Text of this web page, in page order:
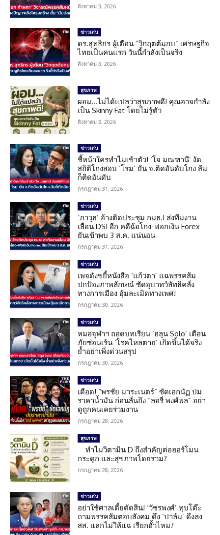
สิงหาคม 3, 2026
ข่าวเด่น
ดร.สุทธิกร ผู้เตือน “วิกฤตต้มกบ” เศรษฐกิจ
ไทยเป็นคนแรก วันนี้กำลังเป็นจริง
สิงหาคม 3, 2026
สุขภาพ
ผอม…ไม่ได้แปลว่าสุขภาพดี! คุณอาจกำลัง
เป็น Skinny Fat โดยไม่รู้ตัว
สิงหาคม 3, 2026
ข่าวเด่น
ชี้หน้าใครทำไมเข้าตัว! ‘โจ มณฑานี’ งัด
สถิติโกงสอบ ‘โรม’ ยัน จ.ติดอันดับโกง ส้ม
ก็ติดอันดับ
กรกฎาคม 31, 2026
ข่าวเด่น
‘ภาวุธ’ อ้างติดประชุม กมธ.! ส่งทีมงาน
เลื่อน DSI อีก คดีฉ้อโกง-ฟอกเงิน Forex
ยันเข้าพบ 3 ส.ค. แน่นอน
กรกฎาคม 31, 2026
ข่าวเด่น
เพจดังขยี้หนังสือ ‘แก้วตา’ แฉพรรคส้ม
ปกป้องภาพลักษณ์ ซัดอุบาทว์ลัทธิคลั่ง
ทางการเมือง อุ้มละเมิดทางเพศ!
กรกฎาคม 30, 2026
ข่าวเด่น
หมอจุฬาฯ ถอดบทเรียน ‘ฮลุน Solo’ เตือน
ภัยซ่อนเร้น ‘โรคไหลตาย’ เกิดขึ้นได้จริง
ย้ำอย่าเพิ่งด่วนสรุป
กรกฎาคม 30, 2026
ข่าวเด่น
เดือด! “พรชัย มาระเนตร์” ซัดเอกนัฏ ปม
ราคาน้ำมัน ก่อนลั่นถึง “ลอรี่ พงศ์พล” อย่า
ดูถูกคนเคยร่วมงาน
กรกฎาคม 28, 2026
สุขภาพ
ทำไมวิตามิน D ถึงสำคัญต่อฮอร์โมน
กระดูก และสุขภาพโดยรวม?
กรกฎาคม 28, 2026
ข่าวเด่น
อย่าใช้ศาลเตี้ยตัดสิน! ‘วัชรพงศ์’ ทุบโต๊ะ
ถามพรรคส้มตอบสังคม ดึง ‘ปาล์ม’ ดึงลง
สส. แลกไม่ให้แฉ เรียกฮั้วไหม?